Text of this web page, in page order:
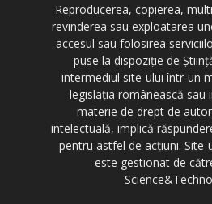
Reproducerea, copierea,
revinderea sau exploatarea
accesul sau folosirea
puse la dispoziție de
intermediul site-ului într-un
legislația românească sau
materie de drept de
intelectuală, implică
pentru astfel de acțiuni.
este gestionat de